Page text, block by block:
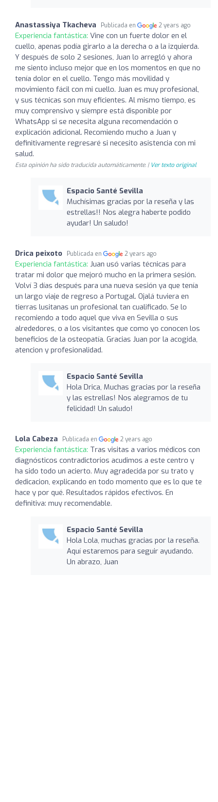
Anastassiya Tkacheva Publicada en 2 years ago
Experiencia fantástica: Vine con un fuerte dolor en el
cuello, apenas podía girarlo a la derecha o a la izquierda.
Y después de solo 2 sesiones, Juan lo arregló y ahora
me siento incluso mejor que en los momentos en que no
tenía dolor en el cuello. Tengo más movilidad y
movimiento fácil con mi cuello. Juan es muy profesional,
y sus técnicas son muy eficientes. Al mismo tiempo, es
muy comprensivo y siempre está disponible por
WhatsApp si se necesita alguna recomendación o
explicación adicional. Recomiendo mucho a Juan y
definitivamente regresaré si necesito asistencia con mi
salud.
Esta opinión ha sido traducida automáticamente. | Ver texto original
Espacio Santé Sevilla
Muchísimas gracias por la reseña y las
estrellas!! Nos alegra haberte podido
ayudar! Un saludo!
Drica peixoto Publicada en 2 years ago
Experiencia fantástica: Juan usó varias técnicas para
tratar mi dolor que mejoró mucho en la primera sesión.
Volví 3 días después para una nueva sesión ya que tenía
un largo viaje de regreso a Portugal. Ojalá tuviera en
tierras lusitanas un profesional tan cualificado. Se lo
recomiendo a todo aquel que viva en Sevilla o sus
alrededores, o a los visitantes que como yo conocen los
beneficios de la osteopatía. Gracias Juan por la acogida,
atencion y profesionalidad.
Espacio Santé Sevilla
Hola Drica, Muchas gracias por la reseña
y las estrellas! Nos alegramos de tu
felicidad! Un saludo!
Lola Cabeza Publicada en 2 years ago
Experiencia fantástica: Tras visitas a varios médicos con
diagnósticos contradictorios acudimos a este centro y
ha sido todo un acierto. Muy agradecida por su trato y
dedicacion, explicando en todo momento que es lo que te
hace y por qué. Resultados rápidos efectivos. En
definitiva: muy recomendable.
Espacio Santé Sevilla
Hola Lola, muchas gracias por la reseña.
Aquí estaremos para seguir ayudando.
Un abrazo, Juan